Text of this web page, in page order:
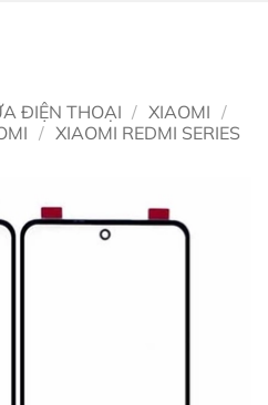
ĐIỆN THOẠI / XIAOMI /
/ XIAOMI REDMI SERIES